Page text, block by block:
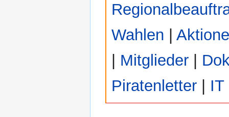
Wahlen
Mitglieder
Piratenletter
IT